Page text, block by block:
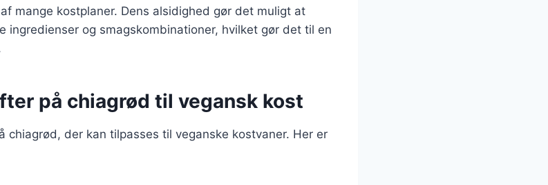
mange kostplaner. Dens alsidighed gør det muligt at
ingredienser og smagskombinationer, hvilket gør det til en
på chiagrød til vegansk kost
chiagrød, der kan tilpasses til veganske kostvaner. Her er